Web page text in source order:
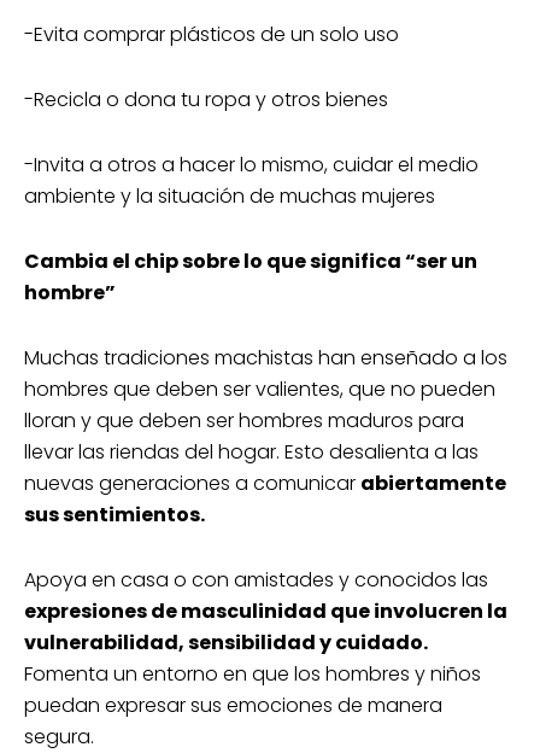
-Evita comprar plásticos de un solo uso
-Recicla o dona tu ropa y otros bienes
-Invita a otros a hacer lo mismo, cuidar el medio
ambiente y la situación de muchas mujeres
Cambia el chip sobre lo que significa “ser un
hombre”
Muchas tradiciones machistas han enseñado a los
hombres que deben ser valientes, que no pueden
lloran y que deben ser hombres maduros para
llevar las riendas del hogar. Esto desalienta a las
nuevas generaciones a comunicar abiertamente
sus sentimientos.
Apoya en casa o con amistades y conocidos las
expresiones de masculinidad que involucren la
vulnerabilidad, sensibilidad y cuidado.
Fomenta un entorno en que los hombres y niños
puedan expresar sus emociones de manera
segura.